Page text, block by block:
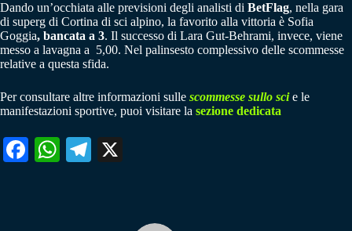
Dando un’occhiata alle previsioni degli analisti di BetFlag, nella gara
di superg di Cortina di sci alpino, la favorito alla vittoria è Sofia
Goggia, bancata a 3. Il successo di Lara Gut-Behrami, invece, viene
messo a lavagna a 5,00. Nel palinsesto complessivo delle scommesse
relative a questa sfida.
Per consultare altre informazioni sulle scommesse sullo scie le
manifestazioni sportive, puoi visitare la sezione dedicata
Fa W
Te